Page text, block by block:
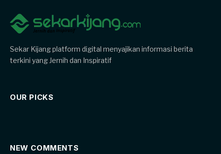
Sekar Kijang platform digital menyajikan informasi berita
terkini yang Jernih dan Inspiratif
OUR PICKS
NEW COMMENTS